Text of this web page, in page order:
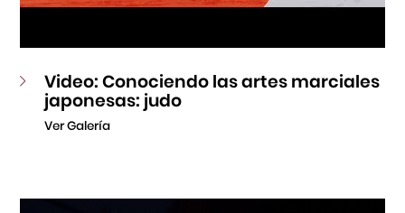
Video: Conociendo las artes marciales
japonesas: judo
Ver Galería